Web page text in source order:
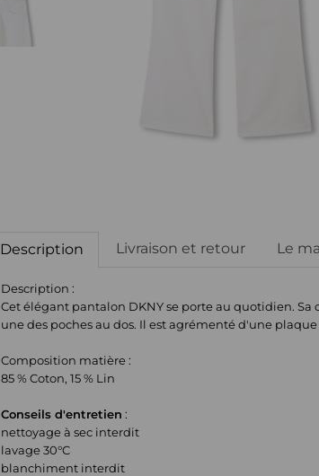
Description Livraison et retour Le
Description :
Cet élégant pantalon DKNY se porte au quotidien.
une des poches au dos. Il est agrémenté d'une
Composition matière :
85 % Coton, 15 % Lin
Conseils d'entretien :
nettoyage à sec interdit
lavage 30°C
blanchiment interdit